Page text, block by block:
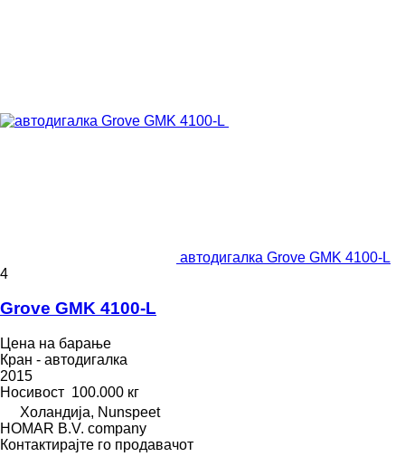
автодигалка Grove GMK 4100-L
4
Grove GMK 4100-L
Цена на барање
Кран - автодигалка
2015
Носивост 100.000 кг
Холандија, Nunspeet
HOMAR B.V. company
Контактирајте го продавачот